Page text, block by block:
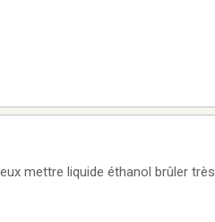
mettre liquide éthanol brûler très